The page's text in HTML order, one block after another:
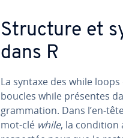
Structure et
dans R
La syntaxe des while
boucles while présentes
gram­ma­tion. Dans l’en-
mot-clé while, la condition